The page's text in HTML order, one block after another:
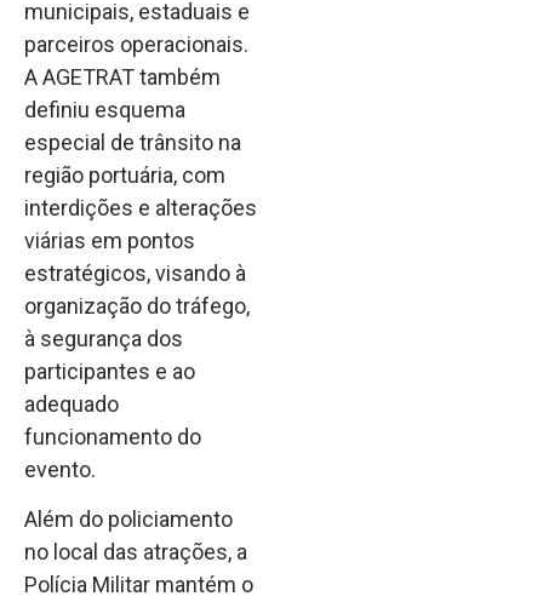
municipais, estaduais e
parceiros operacionais.
A AGETRAT também
definiu esquema
especial de trânsito na
região portuária, com
interdições e alterações
viárias em pontos
estratégicos, visando à
organização do tráfego,
à segurança dos
participantes e ao
adequado
funcionamento do
evento.
Além do policiamento
no local das atrações, a
Polícia Militar mantém o